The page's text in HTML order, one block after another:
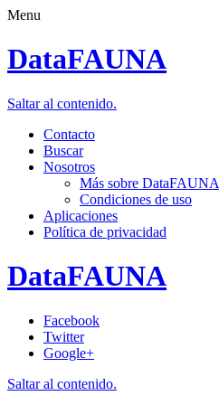
Menu
DataFAUNA
Saltar al contenido.
Contacto
Buscar
Nosotros
Más sobre DataFAUNA
Condiciones de uso
Aplicaciones
Política de privacidad
DataFAUNA
Facebook
Twitter
Google+
Saltar al contenido.